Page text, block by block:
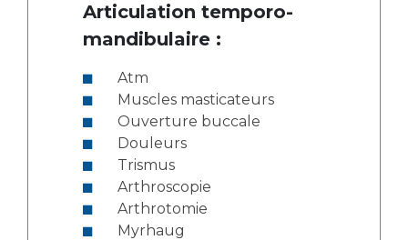
Articulation temporo-
mandibulaire :
Atm
Muscles masticateurs
Ouverture buccale
Douleurs
Trismus
Arthroscopie
Arthrotomie
Myrhaug